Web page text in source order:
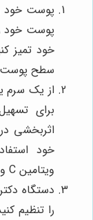
پوست خود
پوست خود
خود تمیز
سطح
از یک سرم
برای
اثربخشی
خود
ویتامین C و پپتیدها، انتخاب‌های مناسبی هستند.
دستگاه
را تنظیم